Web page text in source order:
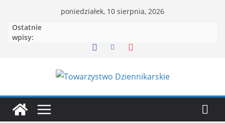
treści
poniedziałek, 10 sierpnia, 2026
Ostatnie
wpisy: